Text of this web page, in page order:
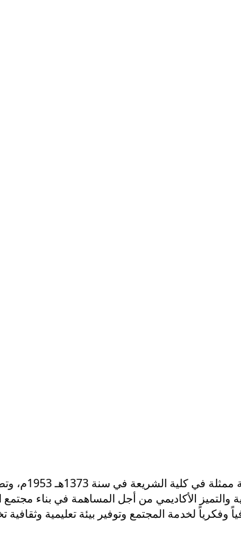
والتميز الأكاديمي من أجل المساهمة في بناء
وفكرياً لخدمة المجتمع وتوفير بيئة تعليمية